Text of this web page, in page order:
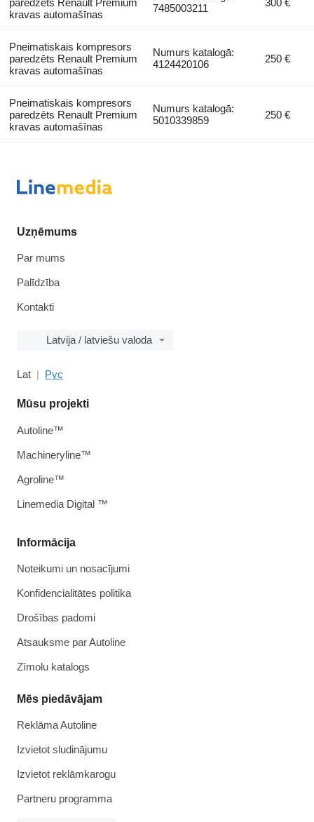
kravas automašīnas
7485003211
Pneimatiskais kompresors
paredzēts Renault Premium
kravas automašīnas
Numurs katalogā:
4124420106
250 €
Pneimatiskais kompresors
paredzēts Renault Premium
kravas automašīnas
Numurs katalogā:
5010339859
250 €
Uzņēmums
Par mums
Palīdzība
Kontakti
Latvija / latviešu valoda
Lat Рус
Informācija
Noteikumi un nosacījumi
Konfidencialitātes politika
Drošības padomi
Atsauksme par Autoline
Zīmolu katalogs
Mēs piedāvājam
Reklāma Autoline
Izvietot sludinājumu
Izvietot reklāmkarogu
Partneru programma
Mūsu projekti
Autoline™
Machineryline™
Agroline™
Linemedia Digital ™